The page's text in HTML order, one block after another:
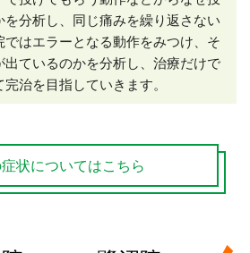
分析し、同じ痛みを繰り返さない
ではエラーとなる動作をみつけ、そ
出ているのかを分析し、治療だけで
治を目指していきます。
状についてはこちら